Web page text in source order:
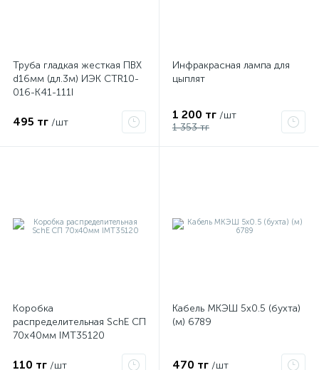
Труба гладкая жесткая ПВХ
d16мм (дл.3м) ИЭК CTR10-
016-K41-111I
495 тг /шт
Инфракрасная лампа для
цыплят
1 200 тг /шт
1 353 тг
Коробка
распределительная SchE СП
70х40мм IMT35120
110 тг /шт
Кабель МКЭШ 5х0.5 (бухта)
(м) 6789
470 тг /шт